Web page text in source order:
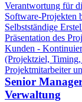
Verantwortung für
Software-Projekten
Selbstständige
Präsentation des
Kunden -
(Projektziel,
Projektmitarbeiter
Senior
Verwaltung